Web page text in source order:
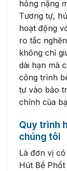
hỏng nặng
Tương tự,
hoạt động
ro tắc
không chỉ
dài hạn mà
công trình
tư vào bảo
chính của
Quy trình
chúng tôi
Là đơn vị
Hút Bể